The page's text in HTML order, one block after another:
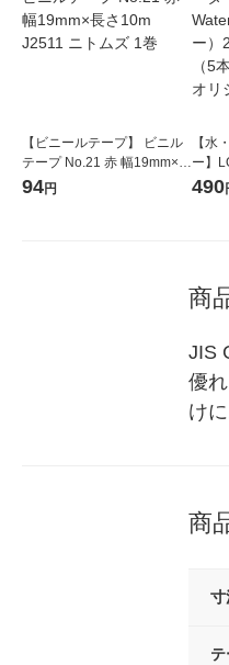
【ビニールテープ】 ビニル
テープ No.21 赤 幅19mm×長
さ10m J2511 ニトムズ 1巻
94円
【水
ー】
コウ
490
商
JIS
優
け
商
寸